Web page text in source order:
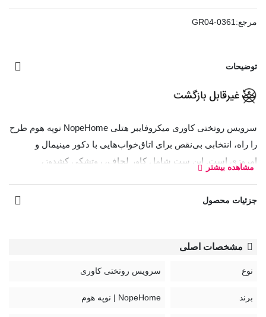
مرجع: GR04-0361
توضیحات
سرویس روتختی کاوری میکروفایبر هتلی NopeHome نوپه هوم طرح
را راه، انتخابی بی‌نقص برای اتاق‌خواب‌هایی با دکور مینیمال و
امروزی است. این ست شامل کاور لحاف، رو‌تشکی کشدوز،
تهیه شده است. پارچه ضد تغییر رنگ آن، قابل شست‌وشو در دمای
زیر و رو پارچه هر دو از جنس پارچه میکروفایبر هتلی بوده، که لطیف،
بادوام و ضد حساسیت هستند. این ویژگی به این معنی است که هم
برخوردارند و در تمامی شرایط استفاده، احساس راحتی و نرمی
مشاهده بیشتر
جزئیات محصول
مشخصات اصلی
نوع سرویس روتختی کاوری
برند NopeHome | نوپه هوم